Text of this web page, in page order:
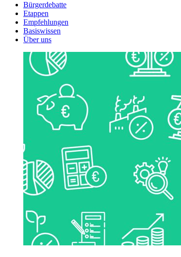
Bürgerdebatte
Etappen
Empfehlungen
Basiswissen
Über uns